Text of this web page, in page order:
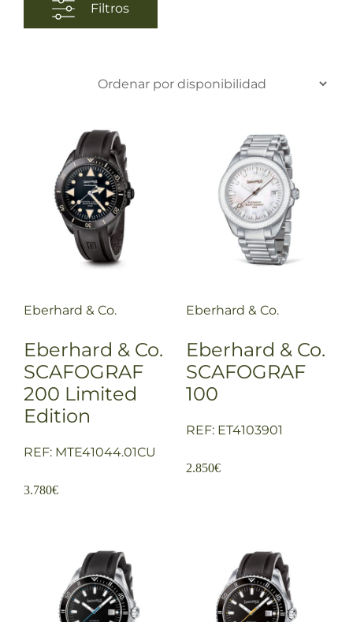
Filtros
Eberhard & Co.
Eberhard & Co.
SCAFOGRAF
200 Limited
Edition
REF: MTE41044.01CU
3.780€
Eberhard & Co.
Eberhard & Co.
SCAFOGRAF
100
REF: ET4103901
2.850€